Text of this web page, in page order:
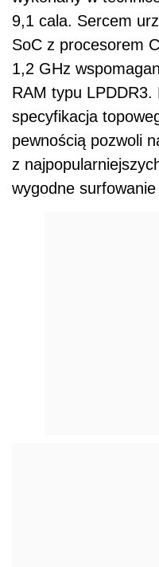
9,1 cala. Sercem
SoC z procesorem
1,2 GHz
RAM typu
specyfikacja
pewnością pozwoli
z
wygodne